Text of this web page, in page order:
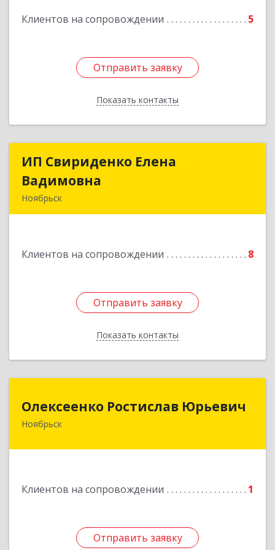
Клиентов на сопровождении 5
Отправить заявку
Показать контакты
Отправить заявку
Назад
ИП Свириденко Елена
Вадимовна
Ноябрьск
Клиентов на сопровождении 8
Отправить заявку
Показать контакты
ИП Свириденко Елена
Подробнее
Отправить заявку
Назад
Олексеенко Ростислав Юрьевич
Ноябрьск
Клиентов на сопровождении 1
Отправить заявку
629804, Ямало-Ненецкий АО, Ноябрьск г,
Отправить заявку